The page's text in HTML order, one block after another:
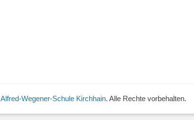
Alfred-Wegener-Schule Kirchhain. Alle Rechte vorbehalten.